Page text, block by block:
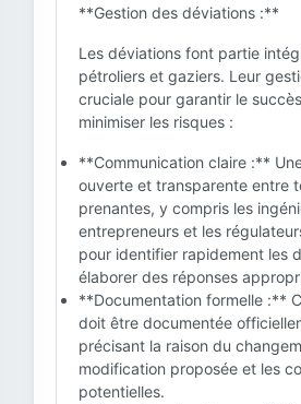
**Gestion des déviations :**
Les déviations font partie
pétroliers et gaziers. Leur
cruciale pour garantir le
minimiser les risques :
**Communication claire :**
ouverte et transparente entre
prenantes, y compris les
entrepreneurs et les
pour identifier rapidement les
élaborer des réponses
**Documentation formelle :**
doit être documentée
précisant la raison du
modification proposée et les
potentielles.